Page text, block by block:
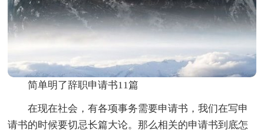
简单明了辞职申请书11篇
在现在社会，有各项事务需要申请书，我们在写申
请书的时候要切忌长篇大论。那么相关的申请书到底怎